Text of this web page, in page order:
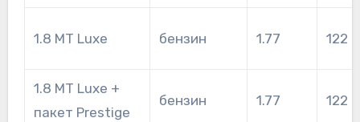
1.8 MT Luxe бензин 1.77 122
1.8 MT Luxe +
пакет Prestige
бензин 1.77 122